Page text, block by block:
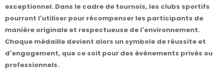
exceptionnel. Dans le cadre de tournois, les clubs sportifs
pourront l'utiliser pour récompenser les participants de
manière originale et respectueuse de l'environnement.
Chaque médaille devient alors un symbole de réussite et
d'engagement, que ce soit pour des événements privés ou
professionnels.